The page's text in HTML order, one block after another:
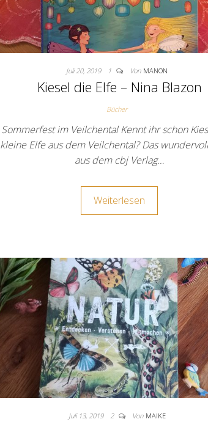
Juli 20, 2019 1 Von MANON
Kiesel die Elfe – Nina Blazon
Bücher
Sommerfest im Veilchental Kennt ihr schon
kleine Elfe aus dem Veilchental? Das
aus dem cbj Verlag…
Weiterlesen
Juli 13, 2019 2 Von MAIKE